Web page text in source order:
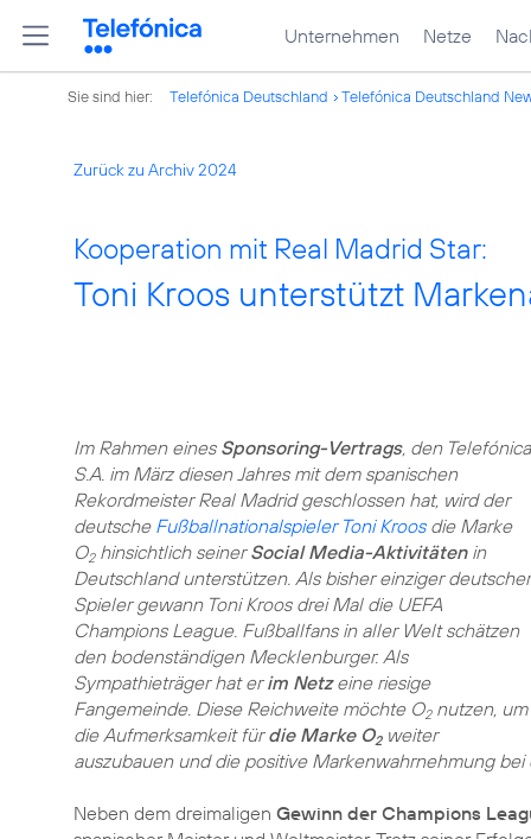
Unternehmen Netze
Sie sind hier: Telefónica Deutschland Telefónica Deutschland
Zurück zu Archiv 2024
Kooperation mit Real Madrid Star:
Toni Kroos unterstützt
Im Rahmen eines Sponsoring-Vertrags, den Telefónica
S.A. im März diesen Jahres mit dem spanischen
Rekordmeister Real Madrid geschlossen hat, wird der
deutsche Fußballnationalspieler Toni Kroosdie Marke
O2hinsichtlich seinerSocial Media-Aktivitätenin
Deutschland unterstützen. Als bisher einziger deutscher
Spieler gewann Toni Kroos drei Mal die UEFA
Champions League. Fußballfans in aller Welt schätzen
den bodenständigen Mecklenburger. Als
Sympathieträger hat erim Netzeine riesige
Fangemeinde. Diese Reichweite möchte O2nutzen, um
die Aufmerksamkeit fürdie Marke O2weiter
auszubauen und die positive Markenwahrnehmung
Neben dem dreimaligen Gewinn der Champions